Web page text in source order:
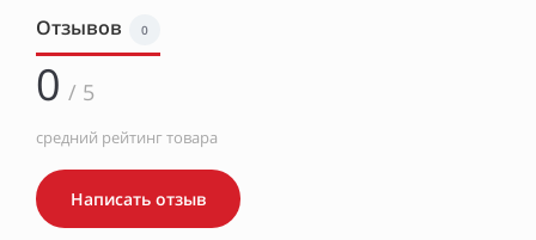
Отзывов 0
0 / 5
средний рейтинг товара
Написать отзыв